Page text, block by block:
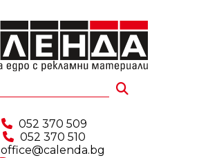
052 370 509
052 370 510
office@calenda.bg